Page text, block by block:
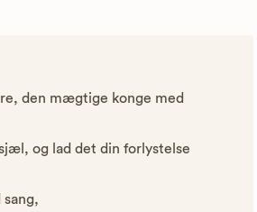
den mægtige konge med
og lad det din forlystelse
sang,